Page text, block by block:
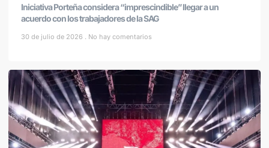
Iniciativa Porteña considera “imprescindible” llegar a un
acuerdo con los trabajadores de la SAG
30 de julio de 2026 No hay comentarios